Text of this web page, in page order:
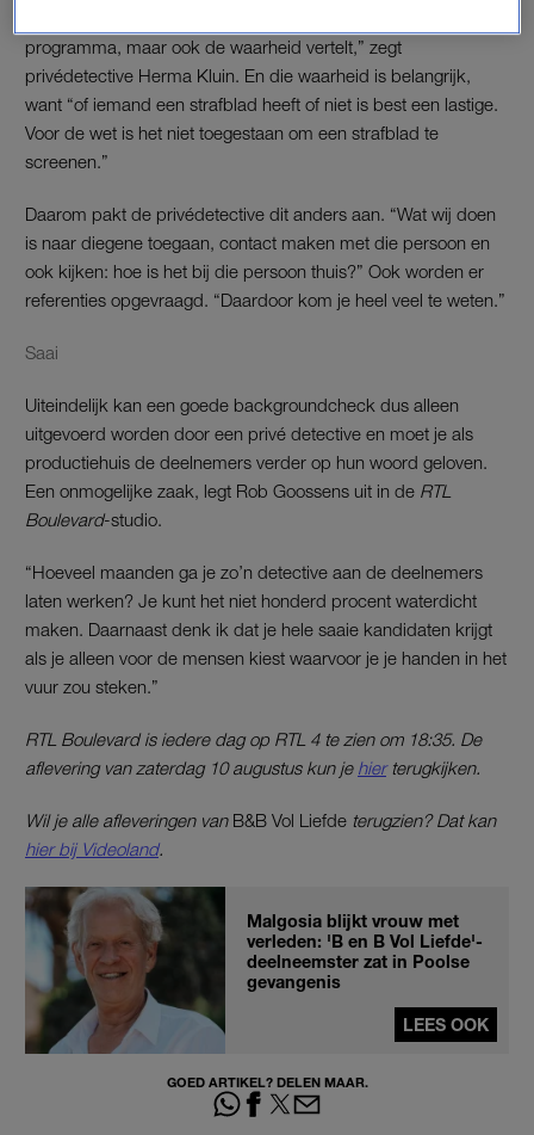
programma, maar ook de waarheid vertelt,” zegt
privédetective Herma Kluin. En die waarheid is belangrijk,
want “of iemand een strafblad heeft of niet is best een lastige.
Voor de wet is het niet toegestaan om een strafblad te
screenen.”
Daarom pakt de privédetective dit anders aan. “Wat wij doen
is naar diegene toegaan, contact maken met die persoon en
ook kijken: hoe is het bij die persoon thuis?” Ook worden er
referenties opgevraagd. “Daardoor kom je heel veel te weten.”
Saai
Uiteindelijk kan een goede backgroundcheck dus alleen
uitgevoerd worden door een privé detective en moet je als
productiehuis de deelnemers verder op hun woord geloven.
Een onmogelijke zaak, legt Rob Goossens uit in de RTL
Boulevard-studio.
“Hoeveel maanden ga je zo’n detective aan de deelnemers
laten werken? Je kunt het niet honderd procent waterdicht
maken. Daarnaast denk ik dat je hele saaie kandidaten krijgt
als je alleen voor de mensen kiest waarvoor je je handen in het
vuur zou steken.”
RTL Boulevard is iedere dag op RTL 4 te zien om 18:35. De
aflevering van zaterdag 10 augustus kun je hierterugkijken.
Wil je alle afleveringen van B&B Vol Liefde terugzien? Dat kan
hier bij Videoland.
Malgosia blijkt vrouw met
verleden: 'B en B Vol Liefde'-
deelneemster zat in Poolse
gevangenis
LEES OOK
GOED ARTIKEL? DELEN MAAR.